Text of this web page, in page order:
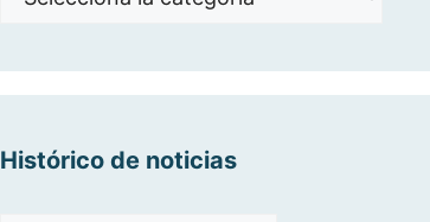
Histórico de noticias